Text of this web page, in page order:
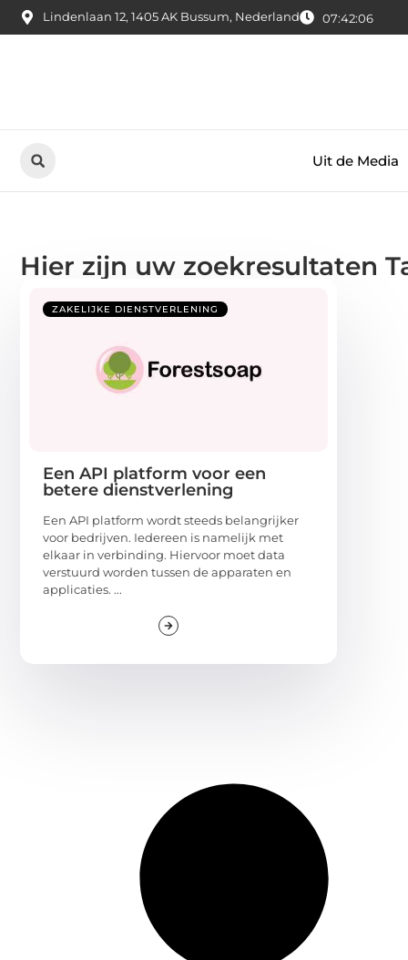
Lindenlaan 12, 1405 AK Bussum, Nederland 07:42:06
Uit de Media
Hier zijn uw zoekresultaten
ZAKELIJKE DIENSTVERLENING
Een API platform voor een
betere dienstverlening
Een API platform wordt steeds belangrijker
voor bedrijven. Iedereen is namelijk met
elkaar in verbinding. Hiervoor moet data
verstuurd worden tussen de apparaten en
applicaties. ...